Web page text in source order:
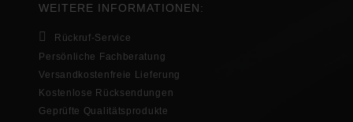
WEITERE INFORMATIONEN:
Rückruf-Service
Persönliche Fachberatung
Versandkostenfreie Lieferung
Kostenlose Rücksendungen
Geprüfte Qualitätsprodukte